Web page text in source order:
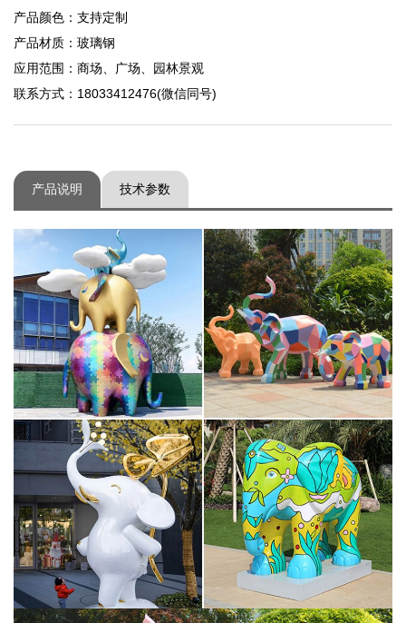
产品颜色：支持定制
产品材质：玻璃钢
应用范围：商场、广场、园林景观
联系方式：18033412476(微信同号)
产品说明 技术参数